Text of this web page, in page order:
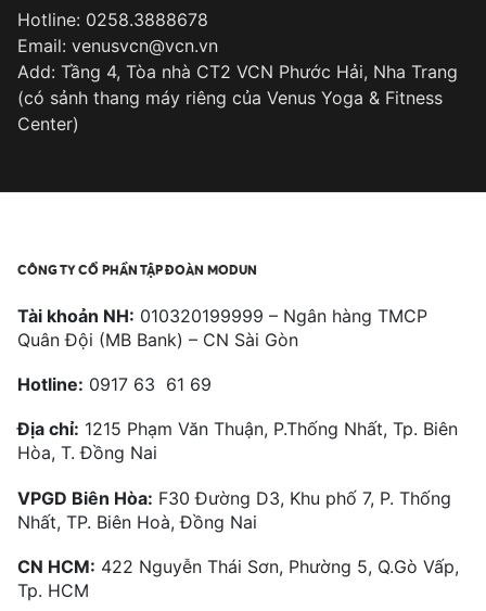
Hotline: 0258.3888678
Email: venusvcn@vcn.vn
Add: Tầng 4, Tòa nhà CT2 VCN Phước Hải, Nha Trang
(có sảnh thang máy riêng của Venus Yoga & Fitness
Center)
CÔNG TY CỔ PHẦN TẬP ĐOÀN MODUN
Tài khoản NH: 010320199999 – Ngân hàng TMCP
Quân Đội (MB Bank) – CN Sài Gòn
Hotline: 0917 63 61 69
Địa chỉ: 1215 Phạm Văn Thuận, P.Thống Nhất, Tp. Biên
Hòa, T. Đồng Nai
VPGD Biên Hòa: F30 Đường D3, Khu phố 7, P. Thống
Nhất, TP. Biên Hoà, Đồng Nai
CN HCM: 422 Nguyễn Thái Sơn, Phường 5, Q.Gò Vấp,
Tp. HCM